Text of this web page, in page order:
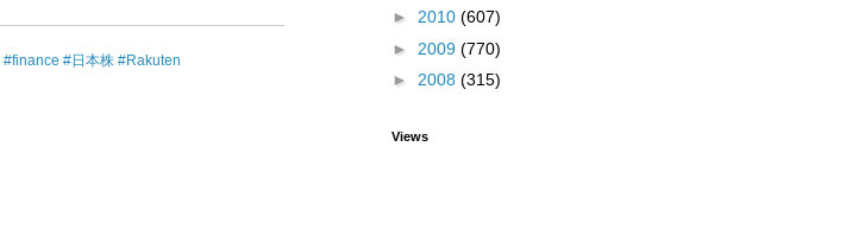
#finance #日本株 #Rakuten
► 2010 (607)
► 2009 (770)
► 2008 (315)
Views